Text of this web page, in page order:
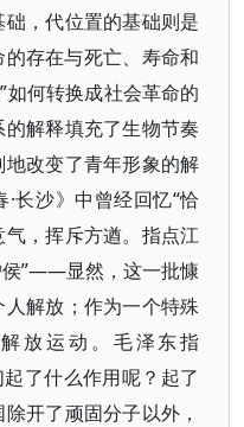
，代位置的基础则是
存在与死亡、寿命和
何转换成社会革命的
解释填充了生物节奏
改变了青年形象的解
长沙》中曾经回忆“恰
，挥斥方遒。指点江
侯”——显然，这一批慷
解放；作为一个特殊
放运动。毛泽东指
起了什么作用呢？起了
开了顽固分子以外，